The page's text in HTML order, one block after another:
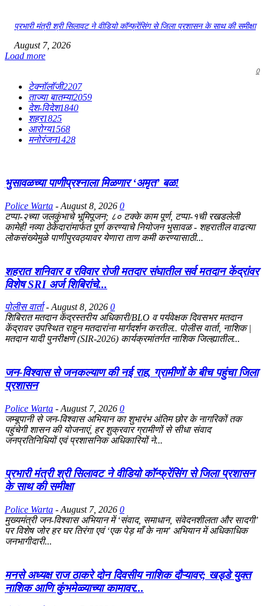
प्रभारी मंत्री श्री सिलावट ने वीडियो कॉन्फ्रेंसिंग से जिला प्रशासन के साथ की समीक्षा
August 7, 2026
Load more
0
टेक्नॉलॉजी2207
ताज्या बातम्या2059
देश-विदेश1840
शहर1825
आरोग्य1568
मनोरंजन1428
भुसावळच्या पाणीप्रश्नाला मिळणार ‘अमृत’ बळ!
Police Warta - August 8, 2026 0
टप्पा-२च्या जलकुंभाचे भूमिपूजन; ८० टक्के काम पूर्ण, टप्पा-१ची रखडलेली
कामेही नव्या ठेकेदारांमार्फत पूर्ण करण्याचे नियोजन भुसावळ - शहरातील वाढत्या
लोकसंख्येमुळे पाणीपुरवठ्यावर येणारा ताण कमी करण्यासाठी...
शहरात शनिवार व रविवार रोजी मतदार संघातील सर्व मतदान केंद्रांवर
विशेष SRI अर्ज शिबिरांचे...
पोलीस वार्ता - August 8, 2026 0
शिबिरात मतदान केंद्रस्तरीय अधिकारी/BLO व पर्यवेक्षक दिवसभर मतदान
केंद्रावर उपस्थित राहून मतदारांना मार्गदर्शन करतील.. पोलीस वार्ता, नाशिक |
मतदान यादी पुनरीक्षण (SIR-2026) कार्यक्रमांतर्गत नाशिक जिल्ह्यातील...
जन-विश्वास से जनकल्याण की नई राह, ग्रामीणों के बीच पहुंचा जिला
प्रशासन
Police Warta - August 7, 2026 0
जम्बूपानी से जन-विश्वास अभियान का शुभारंभ अंतिम छोर के नागरिकों तक
पहुंचेगी शासन की योजनाएं, हर शुक्रवार ग्रामीणों से सीधा संवाद
जनप्रतिनिधियों एवं प्रशासनिक अधिकारियों ने...
प्रभारी मंत्री श्री सिलावट ने वीडियो कॉन्फ्रेंसिंग से जिला प्रशासन
के साथ की समीक्षा
Police Warta - August 7, 2026 0
मुख्यमंत्री जन-विश्वास अभियान में ‘संवाद, समाधान, संवेदनशीलता और सादगी’
पर विशेष जोर हर घर तिरंगा एवं ‘एक पेड़ माँ के नाम’ अभियान में अधिकाधिक
जनभागीदारी...
मनसे अध्यक्ष राज ठाकरे दोन दिवसीय नाशिक दौऱ्यावर; खड्डे युक्त
नाशिक आणि कुंभमेळ्याच्या कामावर...